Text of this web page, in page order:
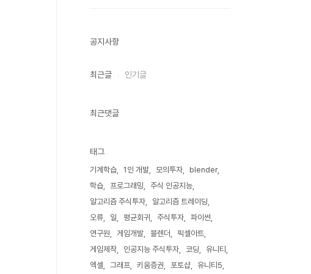
공지사항
최근글 인기글
최근댓글
태그
기계학습 1인 개발 모의투자
blender
학습
프로그래밍
주식 인공지능
알고리즘 주식투자
알고리즘 트레이딩
오류
일 평균회귀 주식투자
파이썬
연구원
게임개발 블렌더
픽셀아트
게임제작
인공지능 주식투자 코딩
유니티
엑셀
그래프 키움증권 포토샵 유니티5